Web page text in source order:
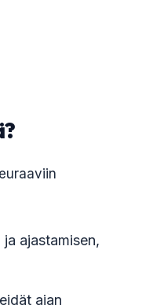
ajastamisen,
ajan